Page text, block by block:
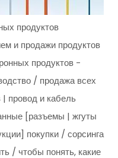
продуктов
и продажи продуктов
продуктов -
/ продажа всех
провод и кабель
[разъемы | жгуты
покупки / сорсинга
/ чтобы понять, какие